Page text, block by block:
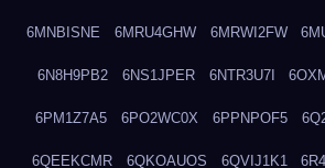
6MNBISNE 6MRU4GHW 6MRWI2FW
6N8H9PB2 6NS1JPER 6NTR3U7I
6PM1Z7A5 6PO2WC0X 6PPNPOF5
6QEEKCMR 6QKOAUOS 6QVIJ1K1